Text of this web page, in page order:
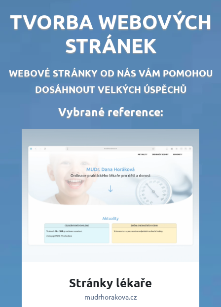
TVORBA WEBOVÝCH
STRÁNEK
WEBOVÉ STRÁNKY OD NÁS VÁM POMOHOU
DOSÁHNOUT VELKÝCH ÚSPĚCHŮ
Vybrané reference:
Stránky lékaře
mudrhorakova.cz